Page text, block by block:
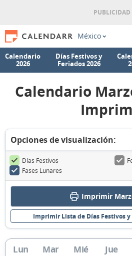
México
Calendario
2026
Días Festivos y
Feriados 2026
Calendario
Opciones de visualización:
Días Festivos
Fases Lunares
Imprimir
Imprimir Lista de Días Festivos
Lun Mar Mié Jue